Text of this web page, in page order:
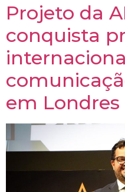
Projeto da
conquista
em Londres